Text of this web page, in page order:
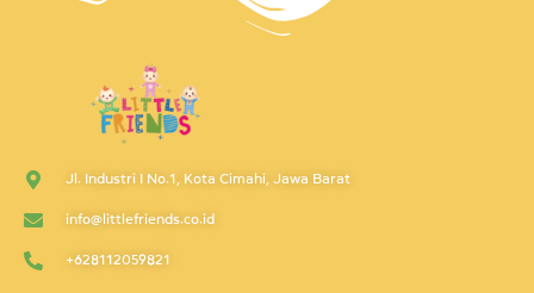
Jl. Industri I No.1, Kota Cimahi, Jawa Barat
info@littlefriends.co.id
+628112059821